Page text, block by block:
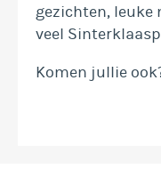
gezichten,
veel
Komen jullie